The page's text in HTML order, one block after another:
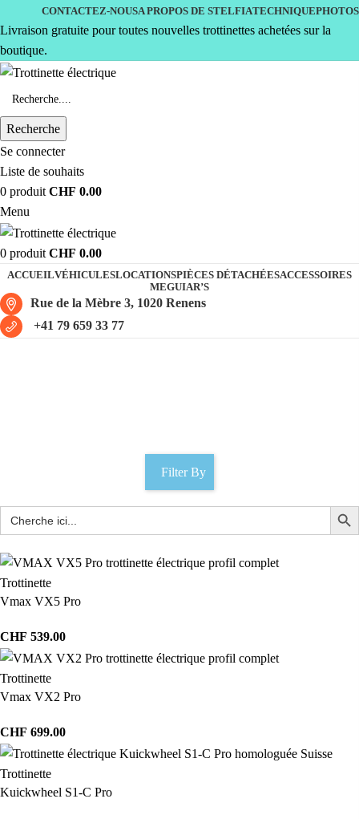
CONTACTEZ-NOUSA PROPOS DE STELFIATECHNIQUEPHOTOS
Livraison gratuite pour toutes nouvelles trottinettes achetées sur la
boutique.
Recherche
Se connecter
Liste de souhaits
0 produit CHF 0.00
Menu
0 produit CHF 0.00
ACCUEILVÉHICULESLOCATIONSPIÈCES DÉTACHÉESACCESSOIRES
MEGUIAR’S
Rue de la Mèbre 3, 1020 Renens
+41 79 659 33 77
Filter By
Trottinette
Vmax VX5 Pro
CHF 539.00
Trottinette
Vmax VX2 Pro
CHF 699.00
Trottinette
Kuickwheel S1-C Pro